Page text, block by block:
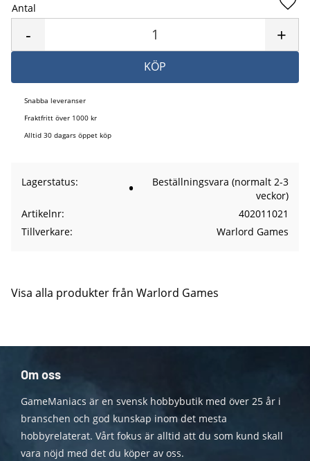
Antal
+
-
KÖP
Snabba leveranser
Fraktfritt över 1000 kr
Alltid 30 dagars öppet köp
Lagerstatus
Beställningsvara (normalt 2-3
veckor)
Artikelnr
402011021
Tillverkare
Warlord Games
Visa alla produkter från Warlord Games
Om oss
GameManiacs är en svensk hobbybutik med över 25 år i
branschen och god kunskap inom det mesta
hobbyrelaterat. Vårt fokus är alltid att du som kund skall
vara nöjd med det du köper av oss.